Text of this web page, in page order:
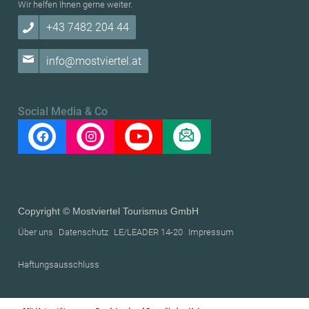
Wir helfen Ihnen gerne weiter.
+43 7482 204 44
info@mostviertel.at
Social Media & Co
Copyright © Mostviertel Tourismus GmbH
Über uns Datenschutz LE/LEADER 14-20 Impressum
Haftungsausschluss